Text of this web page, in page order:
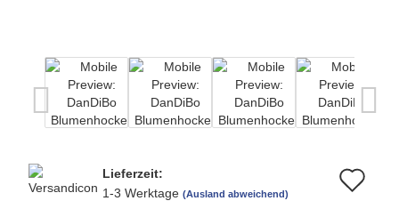
Lieferzeit:
1-3 Werktage (Ausland abweichend)